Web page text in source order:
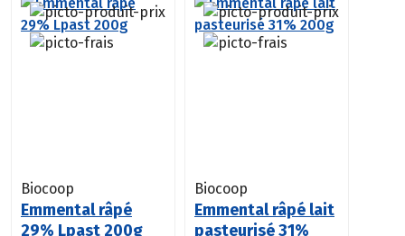
Biocoop
Emmental râpé
29% Lpast 200g
Biocoop
Emmental râpé lait
pasteurisé 31%